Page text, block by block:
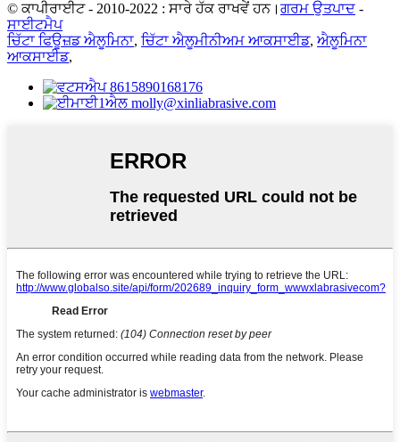
© ਕਾਪੀਰਾਈਟ - 2010-2022 : ਸਾਰੇ ਹੱਕ ਰਾਖਵੇਂ ਹਨ। ਗਰਮ ਉਤਪਾਦ -
ਸਾਈਟਮੈਪ
ਚਿੱਟਾ ਫਿਊਜ਼ਡ ਐਲੂਮਿਨਾ, ਚਿੱਟਾ ਐਲੂਮੀਨੀਅਮ ਆਕਸਾਈਡ, ਐਲੂਮਿਨਾ
ਆਕਸਾਈਡ,
8615890168176
molly@xinliabrasive.com